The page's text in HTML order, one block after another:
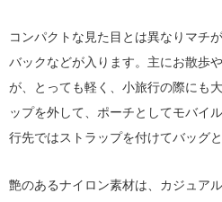
コンパクトな見た目とは異なりマチ
バックなどが入ります。主にお散歩
が、とっても軽く、小旅行の際にも
ップを外して、ポーチとしてモバイ
行先ではストラップを付けてバッグ
艶のあるナイロン素材は、カジュア